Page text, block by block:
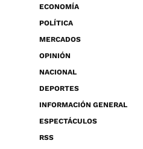
ECONOMÍA
POLÍTICA
MERCADOS
OPINIÓN
NACIONAL
DEPORTES
INFORMACIÓN GENERAL
ESPECTÁCULOS
RSS